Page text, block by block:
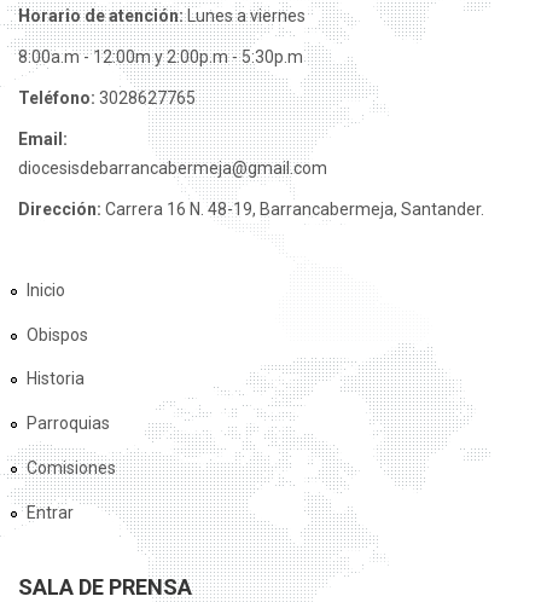
Horario de atención:Lunes a viernes
8:00a.m - 12:00m y 2:00p.m - 5:30p.m
Teléfono: 3028627765
Email:
diocesisdebarrancabermeja@gmail.com
Dirección: Carrera 16 N. 48-19, Barrancabermeja, Santander.
Inicio
Obispos
Historia
Parroquias
Comisiones
Entrar
SALA DE PRENSA